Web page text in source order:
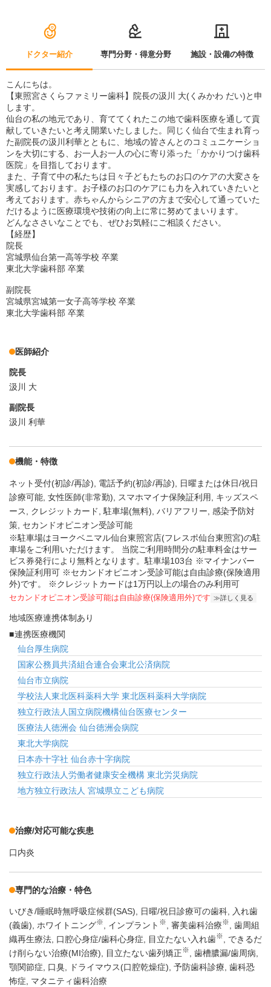
ドクター紹介 専門分野・得意分野 施設・設備の特徴
こんにちは。
【東照宮さくらファミリー歯科】院長の汲川 大(くみかわ だい)と申
します。
仙台の私の地元であり、育ててくれたこの地で歯科医療を通して貢
献していきたいと考え開業いたしました。同じく仙台で生まれ育っ
た副院長の汲川利華とともに、地域の皆さんとのコミュニケーショ
ンを大切にする、お一人お一人の心に寄り添った「かかりつけ歯科
医院」を目指しております。
また、子育て中の私たちは日々子どもたちのお口のケアの大変さを
実感しております。お子様のお口のケアにも力を入れていきたいと
考えております。赤ちゃんからシニアの方まで安心して通っていた
だけるように医療環境や技術の向上に常に努めてまいります。
どんなささいなことでも、ぜひお気軽にご相談ください。
【経歴】
院長
宮城県仙台第一高等学校 卒業
東北大学歯科部 卒業
副院長
宮城県宮城第一女子高等学校 卒業
東北大学歯科部 卒業
医師紹介
院長
汲川 大
副院長
汲川 利華
機能・特徴
ネット受付(初診/再診) 電話予約(初診/再診)
日曜または休日/祝日
診療可能 女性医師(非常勤) スマホマイナ保険証利用
キッズスペ
ース
クレジットカード 駐車場(無料) バリアフリー 感染予防対
策 セカンドオピニオン受診可能
※駐車場はヨークベニマル仙台東照宮店(フレスポ仙台東照宮)の駐
車場をご利用いただけます。 当院ご利用時間分の駐車料金はサー
ビス券発行により無料となります。駐車場103台 ※マイナンバー
保険証利用可 ※セカンドオピニオン受診可能は自由診療(保険適用
外)です。 ※クレジットカードは1万円以上の場合のみ利用可
セカンドオピニオン受診可能は自由診療(保険適用外)です 詳しく見る
地域医療連携体制あり
連携医療機関
仙台厚生病院
国家公務員共済組合連合会東北公済病院
仙台市立病院
学校法人東北医科薬科大学 東北医科薬科大学病院
独立行政法人国立病院機構仙台医療センター
医療法人徳洲会 仙台徳洲会病院
東北大学病院
日本赤十字社 仙台赤十字病院
独立行政法人労働者健康安全機構 東北労災病院
地方独立行政法人 宮城県立こども病院
治療/対応可能な疾患
口内炎
専門的な治療・特色
いびき/睡眠時無呼吸症候群(SAS) 日曜/祝日診療可の歯科
入れ歯
(義歯)
ホワイトニング※ インプラント ※ 審美歯科治療※
歯周組
織再生療法 口腔心身症/歯科心身症 目立たない入れ歯※
できるだ
け削らない治療(MI治療)
目立たない歯列矯正※
歯槽膿漏/歯周病
顎関節症
口臭 ドライマウス(口腔乾燥症) 予防歯科診療 歯科恐
怖症
マタニティ歯科治療